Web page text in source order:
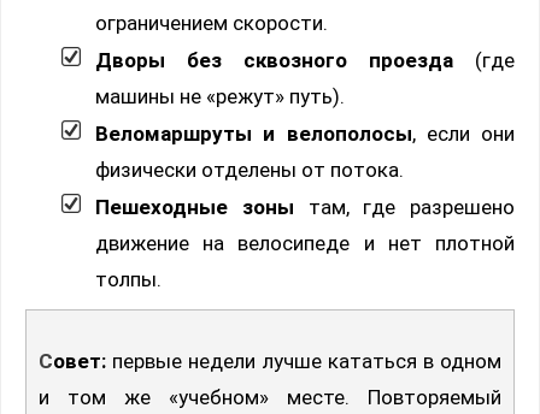
ограничением скорости.
Дворы без сквозного проезда (где
машины не «режут» путь).
Веломаршруты и велополосы, если они
физически отделены от потока.
Пешеходные зоны там, где разрешено
движение на велосипеде и нет плотной
толпы.
Совет: первые недели лучше кататься в одном
и том же «учебном» месте. Повторяемый